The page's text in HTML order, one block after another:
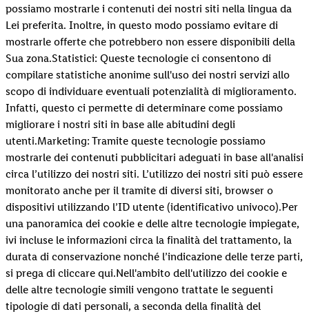
possiamo mostrarle i contenuti dei nostri siti nella lingua da
Lei preferita. Inoltre, in questo modo possiamo evitare di
mostrarle offerte che potrebbero non essere disponibili della
Sua zona.Statistici: Queste tecnologie ci consentono di
compilare statistiche anonime sull'uso dei nostri servizi allo
scopo di individuare eventuali potenzialità di miglioramento.
Infatti, questo ci permette di determinare come possiamo
migliorare i nostri siti in base alle abitudini degli
utenti.Marketing: Tramite queste tecnologie possiamo
mostrarle dei contenuti pubblicitari adeguati in base all'analisi
circa l’utilizzo dei nostri siti. L’utilizzo dei nostri siti può essere
monitorato anche per il tramite di diversi siti, browser o
dispositivi utilizzando l’ID utente (identificativo univoco).Per
una panoramica dei cookie e delle altre tecnologie impiegate,
ivi incluse le informazioni circa la finalità del trattamento, la
durata di conservazione nonché l’indicazione delle terze parti,
si prega di cliccare qui.Nell'ambito dell'utilizzo dei cookie e
delle altre tecnologie simili vengono trattate le seguenti
tipologie di dati personali, a seconda della finalità del